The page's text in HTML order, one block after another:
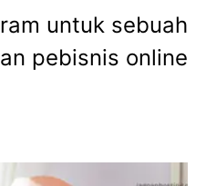
untuk sebuah
pebisnis online